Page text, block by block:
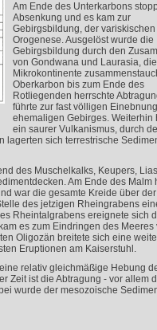
Am Ende des Unterkarbons
Absenkung und es kam zur
Gebirgsbildung, der variskischen
Orogenese. Ausgelöst wurde die
Gebirgsbildung durch den
von Gondwana und Laurasia,
Mikrokontinente
Oberkarbon bis zum Ende des
Rotliegenden herrschte
führte zur fast völligen
ehemaligen Gebirges. Weiterhin
ein saurer Vulkanismus, durch
lagerten sich terrestrische
des Muschelkalks, Keupers,
Am Ende des Malm
war die gesamte Kreide über der
des jetzigen Rheingrabens
Rheintalgrabens ereignete sich
es zum Eindringen des Meeres
Oligozän breitete sich eine weite
Eruptionen am Kaiserstuhl.
relativ gleichmäßige Hebung
Zeit ist die Abtragung - vor allem
wurde der mesozoische